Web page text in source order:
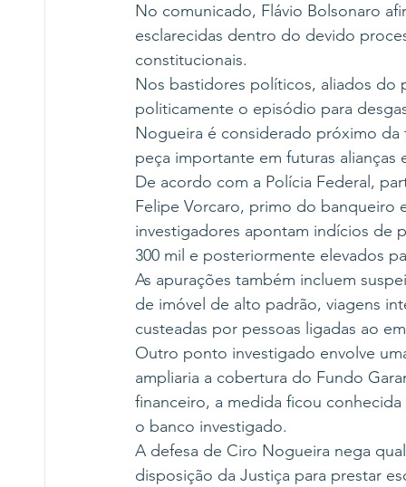
No comunicado, Flávio Bolsonaro
esclarecidas dentro do devido
constitucionais.
Nos bastidores políticos, aliados do
politicamente o episódio para
Nogueira é considerado próximo da
peça importante em futuras alianças
De acordo com a Polícia Federal,
Felipe Vorcaro, primo do banqueiro
investigadores apontam indícios de
300 mil e posteriormente elevados
As apurações também incluem
de imóvel de alto padrão, viagens
custeadas por pessoas ligadas ao
Outro ponto investigado envolve
ampliaria a cobertura do Fundo
financeiro, a medida ficou
o banco investigado.
A defesa de Ciro Nogueira nega
disposição da Justiça para prestar